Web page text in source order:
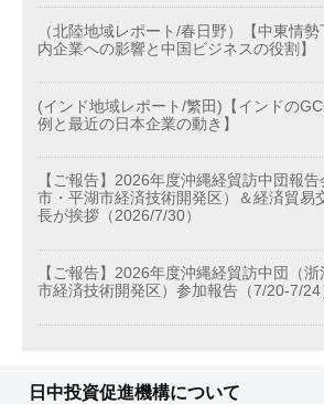
（北陸地域レポート/春日野）【中東情
内企業への影響と中国ビジネスの役割】
(インド地域レポート/繁田)【インドの
例と最近の日本企業の動き】
【ご報告】2026年度沖縄経貿訪中団報告
市・平湖市経済技術開発区）＆経済貿易
長が挨拶（2026/7/30）
【ご報告】2026年度沖縄経貿訪中団（
市経済技術開発区）参加報告（7/20-7/24
日中投資促進機構について